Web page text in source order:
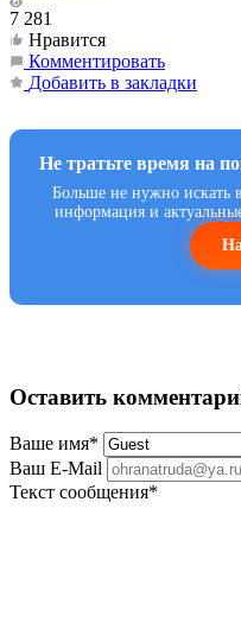
7 281
Нравится
Комментировать
Добавить в закладки
Не тратьте время на
Больше не нужно искать
информация и
Оставить
Ваше имя*
Ваш E-Mail
Текст сообщения*